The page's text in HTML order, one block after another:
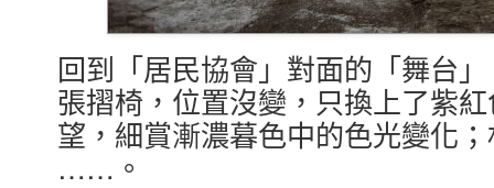
回到「居民協會」對面的「舞台
張摺椅，位置沒變，只換上了紫
望，細賞漸濃暮色中的色光變化
……。